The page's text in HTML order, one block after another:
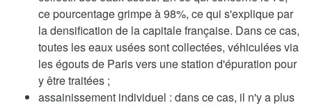
ce pourcentage grimpe à 98%, ce qui s'explique par
la densification de la capitale française. Dans ce cas,
toutes les eaux usées sont collectées, véhiculées via
les égouts de Paris vers une station d'épuration pour
y être traitées ;
assainissement individuel : dans ce cas, il n'y a plus